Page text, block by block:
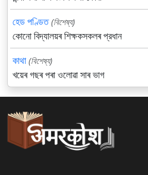
হেড পণ্ডিত (বিশেষ্য)
কোনো বিদ্যালয়ৰ শিক্ষকসকলৰ প্রধান
কাথা (বিশেষ্য)
খয়েৰ গছৰ পৰা ওলোৱা সাৰ ভাগ